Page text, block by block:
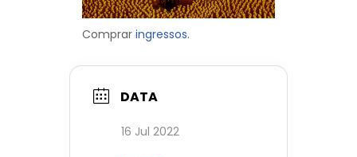
Comprar ingressos.
DATA
16 Jul 2022